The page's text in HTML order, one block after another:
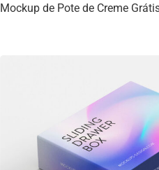
Mockup de Pote de Creme